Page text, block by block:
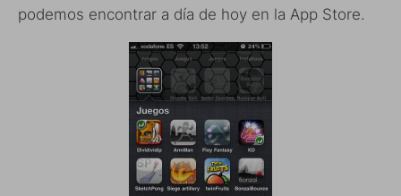
podemos encontrar a día de hoy en la App Store.